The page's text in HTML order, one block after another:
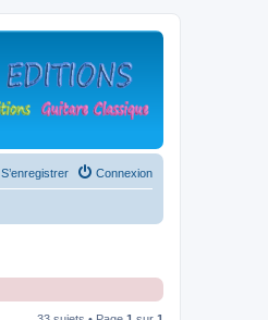
Connexion
S’enregistrer